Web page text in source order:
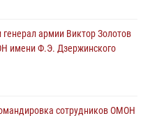
(видео)армии Виктор Золотов
имени Ф.Э. Дзержинского
сотрудников ОМОН